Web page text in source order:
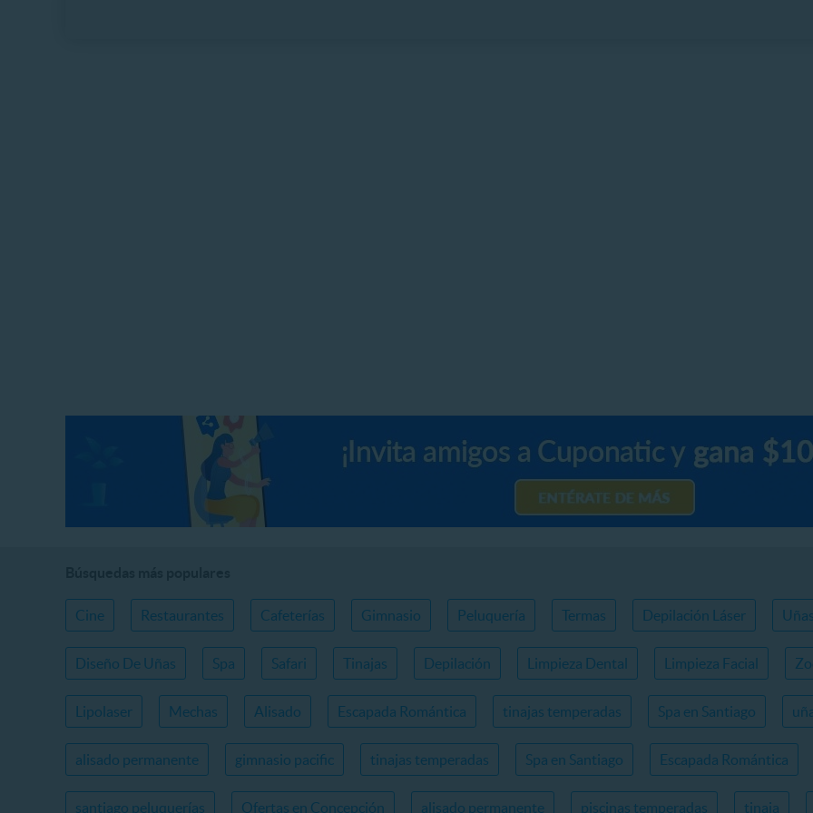
Cine Restaurantes Cafeterías Gimnasio Peluquería Termas Depilación Láser
Diseño De Uñas Spa Safari Tinajas Depilación Limpieza Dental Limpieza Facial
Lipolaser Mechas Alisado Escapada Romántica tinajas temperadas Spa en Santiago
alisado permanente gimnasio pacific tinajas temperadas Spa en Santiago Escapada Romántica
santiago peluquerías Ofertas en Concepción alisado permanente piscinas temperadas tinaja